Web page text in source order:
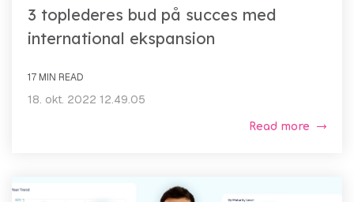
3 toplederes bud på succes med
international ekspansion
17 MIN READ
18. okt. 2022 12.49.05
Read more